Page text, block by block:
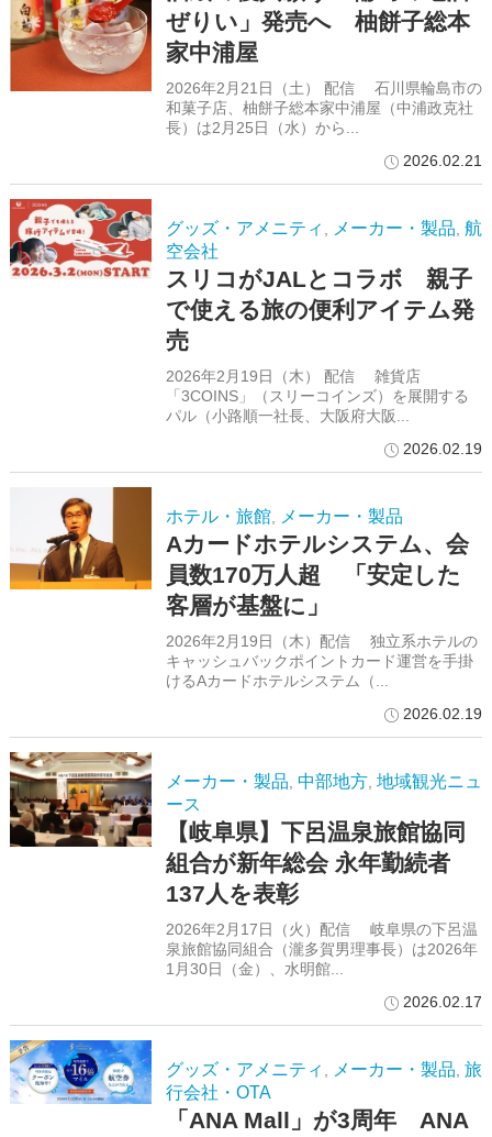
ぜりい」発売へ 柚餅子総本
家中浦屋
2026年2月21日（土） 配信 石川県輪島市の
和菓子店、柚餅子総本家中浦屋（中浦政克社
長）は2月25日（水）から...
2026.02.21
グッズ・アメニティ , メーカー・製品, 航
空会社
スリコがJALとコラボ 親子
で使える旅の便利アイテム発
売
2026年2月19日（木） 配信 雑貨店
「3COINS」（スリーコインズ）を展開する
パル（小路順一社長、大阪府大阪...
2026.02.19
ホテル・旅館, メーカー・製品
Aカードホテルシステム、会
員数170万人超 「安定した
客層が基盤に」
2026年2月19日（木）配信 独立系ホテルの
キャッシュバックポイントカード運営を手掛
けるAカードホテルシステム（...
2026.02.19
メーカー・製品, 中部地方, 地域観光ニュ
ース
【岐阜県】下呂温泉旅館協同
組合が新年総会 永年勤続者
137人を表彰
2026年2月17日（火）配信 岐阜県の下呂温
泉旅館協同組合（瀧多賀男理事長）は2026年
1月30日（金）、水明館...
2026.02.17
グッズ・アメニティ , メーカー・製品, 旅
行会社・OTA
「ANA Mall」が3周年 ANA